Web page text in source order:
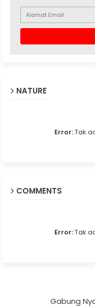
NATURE
Error:Tak
COMMENTS
Error:Tak
Gabung